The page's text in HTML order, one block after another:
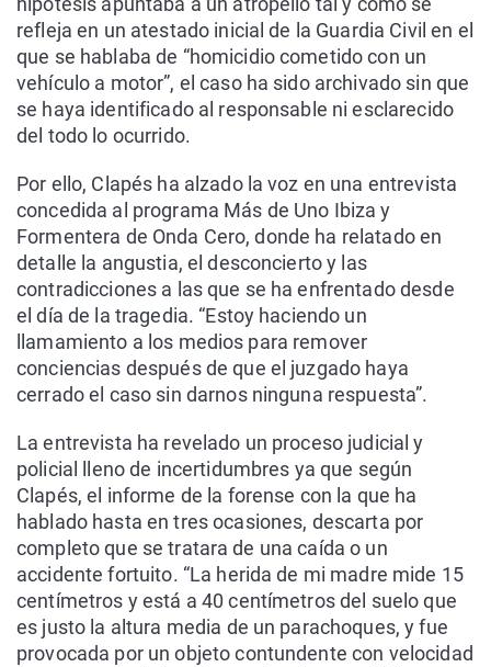
refleja en un atestado inicial de la Guardia Civil en el
que se hablaba de “homicidio cometido con un
vehículo a motor”, el caso ha sido archivado sin que
se haya identificado al responsable ni esclarecido
del todo lo ocurrido.
Por ello, Clapés ha alzado la voz en una entrevista
concedida al programa Más de Uno Ibiza y
Formentera de Onda Cero, donde ha relatado en
detalle la angustia, el desconcierto y las
contradicciones a las que se ha enfrentado desde
el día de la tragedia. “Estoy haciendo un
llamamiento a los medios para remover
conciencias después de que el juzgado haya
cerrado el caso sin darnos ninguna respuesta”.
La entrevista ha revelado un proceso judicial y
policial lleno de incertidumbres ya que según
Clapés, el informe de la forense con la que ha
hablado hasta en tres ocasiones, descarta por
completo que se tratara de una caída o un
accidente fortuito. “La herida de mi madre mide 15
centímetros y está a 40 centímetros del suelo que
es justo la altura media de un parachoques, y fue
provocada por un objeto contundente con velocidad